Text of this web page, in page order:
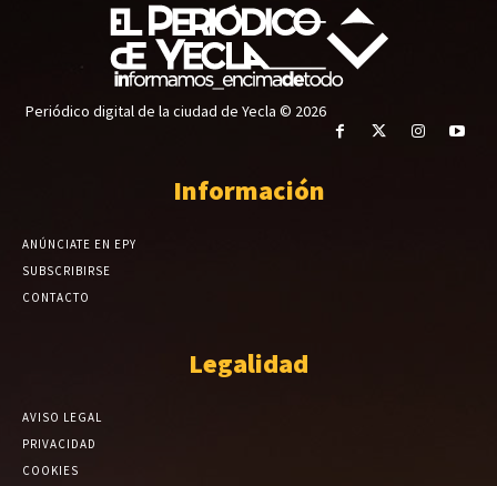
Periódico digital de la ciudad de Yecla © 2026
Información
ANÚNCIATE EN EPY
SUBSCRIBIRSE
CONTACTO
Legalidad
AVISO LEGAL
PRIVACIDAD
COOKIES